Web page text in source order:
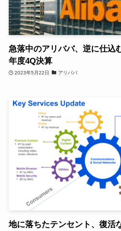
急落中のアリババ、逆に仕込
年度4Q決算
2023年5月22日 アリババ
地に落ちたテンセント、復活